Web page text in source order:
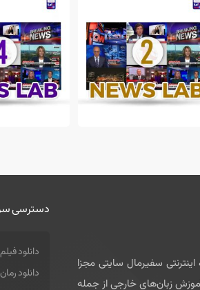
تومان 171,000 تومان
سفیرمال سایتی مجزا
زبان‌های خارجی از جمله
دسترسی
دانلود
دانلود